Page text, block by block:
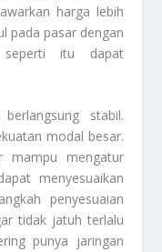
harga lebih
pada pasar dengan
itu dapat
stabil.
modal besar.
mampu mengatur
menyesuaikan
penyesuaian
tidak jatuh terlalu
punya jaringan